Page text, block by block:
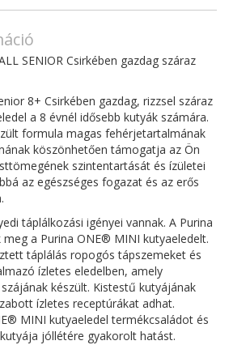
SENIOR Csirkében gazdag száraz
8+ Csirkében gazdag, rizzsel száraz
a 8 évnél idősebb kutyák számára.
formula magas fehérjetartalmának
köszönhetően támogatja az Ön
szintentartását és ízületei
az egészséges fogazat és az erős
táplálkozási igényei vannak. A Purina
a Purina ONE® MINI kutyaeledelt.
táplálás ropogós tápszemeket és
ízletes eledelben, amely
készült. Kistestű kutyájának
ízletes receptúrákat adhat.
MINI kutyaeledel termékcsaládot és
jóllétére gyakorolt hatást.